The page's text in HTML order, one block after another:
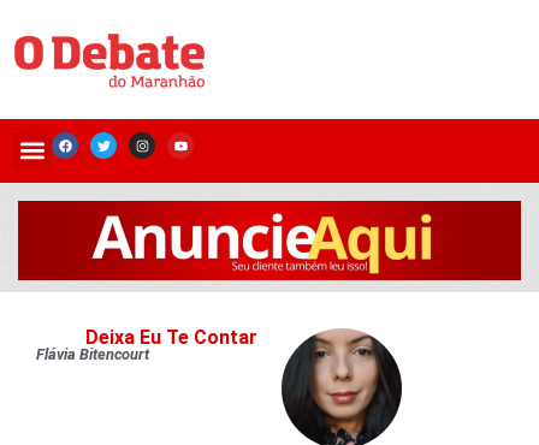
Deixa Eu Te Contar
Flávia Bitencourt